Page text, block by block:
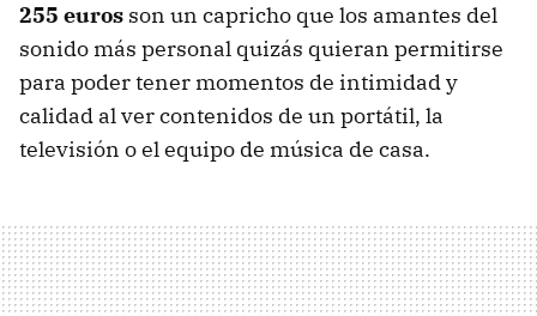
255 euros son un capricho que los amantes del
sonido más personal quizás quieran permitirse
para poder tener momentos de intimidad y
calidad al ver contenidos de un portátil, la
televisión o el equipo de música de casa.